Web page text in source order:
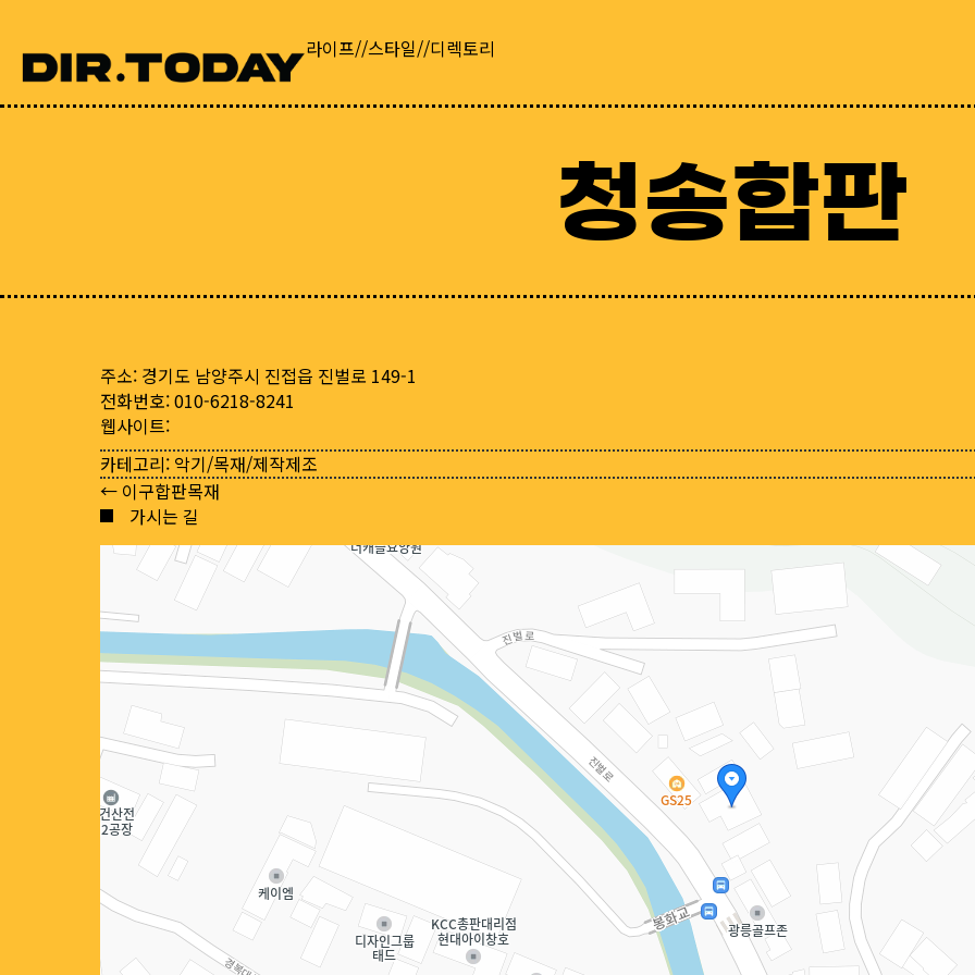
라이프//스타일//디렉토리
청송합판
주소: 경기도 남양주시 진접읍 진벌로 149-1
전화번호: 010-6218-8241
웹사이트:
카테고리: 악기/목재/제작제조
Posts
navigation
← 이구합판목재
가시는 길